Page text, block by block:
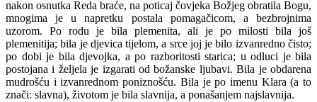
nakon osnutka Reda braće, na poticaj čovjeka Božjeg obratila Bogu,
mnogima je u napretku postala pomagačicom, a bezbrojnima
uzorom. Po rodu je bila plemenita, ali je po milosti bila još
plemenitija; bila je djevica tijelom, a srce joj je bilo izvanredno čisto;
po dobi je bila djevojka, a po razboritosti starica; u odluci je bila
postojana i željela je izgarati od božanske ljubavi. Bila je obdarena
mudrošću i izvanrednom poniznošću. Bila je po imenu Klara (a to
znači: slavna), životom je bila slavnija, a ponašanjem najslavnija.